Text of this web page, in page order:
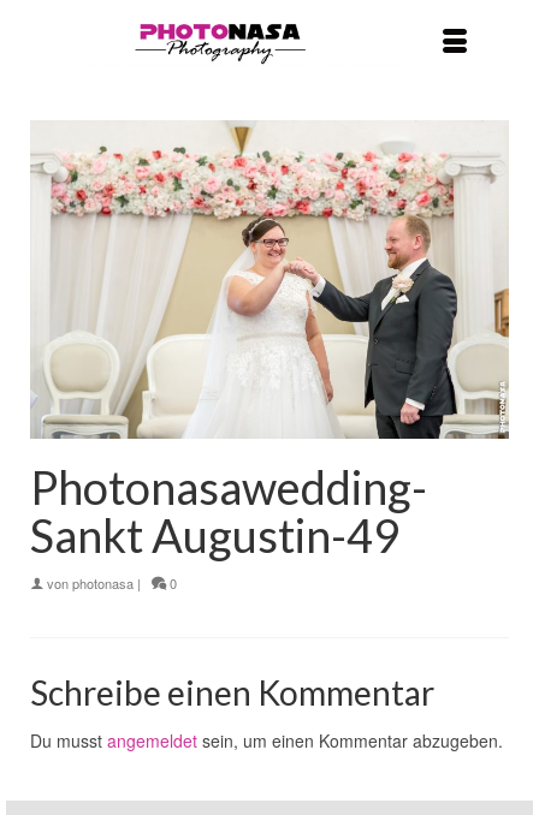
Photonasawedding-
Sankt Augustin-49
vonphotonasa | 0
Schreibe einen Kommentar
Du musst angemeldet sein, um einen Kommentar abzugeben.